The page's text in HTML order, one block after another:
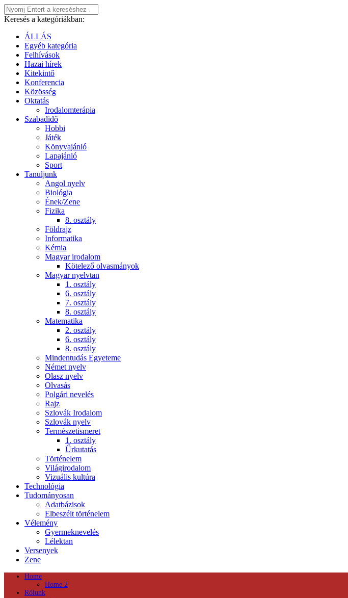
Keresés a kategóriákban:
ÁLLÁS
Egyéb kategória
Felhívások
Hazai hírek
Kitekintő
Konferencia
Közösség
Oktatás
Irodalomterápia
Szabadidő
Hobbi
Játék
Könyvajánló
Lapajánló
Sport
Tanuljunk
Angol nyelv
Biológia
Ének/Zene
Fizika
8. osztály
Földrajz
Informatika
Kémia
Magyar irodalom
Kötelező olvasmányok
Magyar nyelvtan
1. osztály
6. osztály
7. osztály
8. osztály
Matematika
2. osztály
6. osztály
8. osztály
Mindentudás Egyeteme
Német nyelv
Olasz nyelv
Olvasás
Polgári nevelés
Rajz
Szlovák Irodalom
Szlovák nyelv
Természetismeret
1. osztály
Űrkutatás
Történelem
Világirodalom
Vizuális kultúra
Technológia
Tudományosan
Adatbázisok
Elbeszélt történelem
Vélemény
Gyermeknevelés
Lélektan
Versenyek
Zene
Home
Home 2
Rólunk